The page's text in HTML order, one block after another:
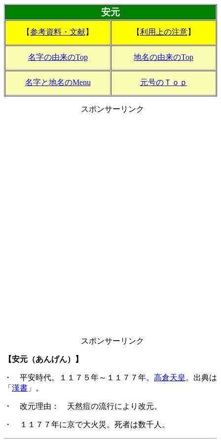
安元
【参考資料・文献】 【利用上の注意】
名字の由来のTop 地名の由来のTop
名字と地名のMenu 元号のＴｏｐ
スポンサーリンク
スポンサーリンク
【安元（あんげん）】
・ 平安時代。１１７５年～１１７７年。 高倉天皇 。出典は
「 漢書 」。
・ 改元理由： 天然痘の流行により改元。
・ １１７７年に京で大火災。死者は数千人。